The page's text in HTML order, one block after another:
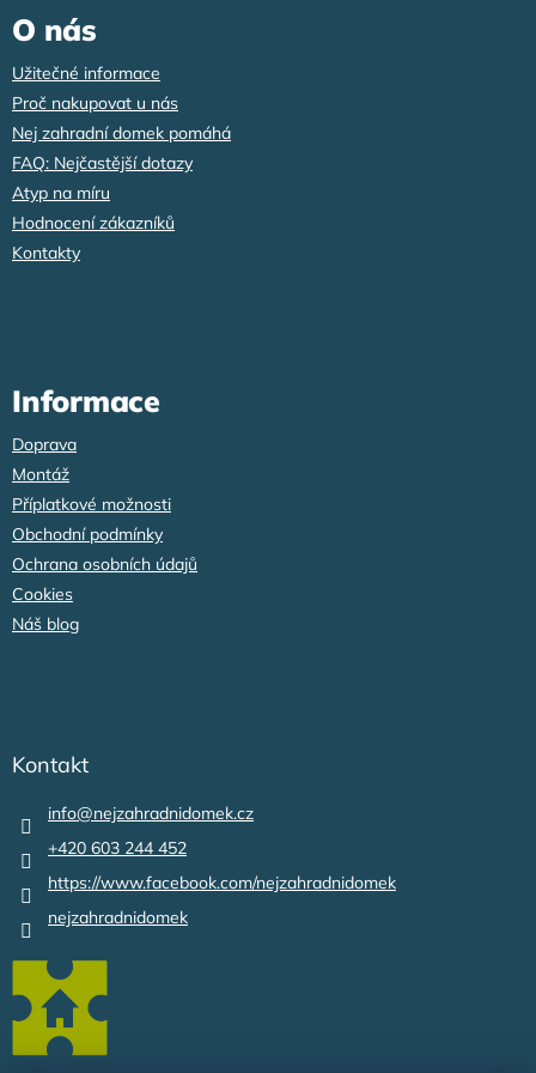
O nás
Užitečné informace
Proč nakupovat u nás
Nej zahradní domek pomáhá
FAQ: Nejčastější dotazy
Atyp na míru
Hodnocení zákazníků
Kontakty
Informace
Doprava
Montáž
Příplatkové možnosti
Obchodní podmínky
Ochrana osobních údajů
Cookies
Náš blog
Kontakt
info@nejzahradnidomek.cz
+420 603 244 452
https://www.facebook.com/nejzahradnidomek
nejzahradnidomek